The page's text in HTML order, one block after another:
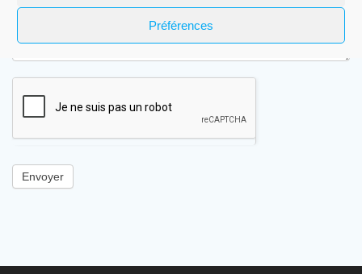
Préférences
Envoyer